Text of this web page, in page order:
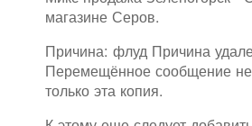
магазине Серов.
Причина: флуд Причина
Перемещённое сообщение не
только эта копия.